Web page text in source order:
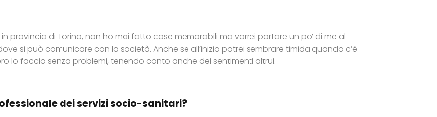
provincia di Torino, non ho mai fatto cose memorabili ma vorrei portare un po’ di me al
si può comunicare con la società. Anche se all’inizio potrei sembrare timida quando c’è
lo faccio senza problemi, tenendo conto anche dei sentimenti altrui.
dei servizi socio-sanitari?